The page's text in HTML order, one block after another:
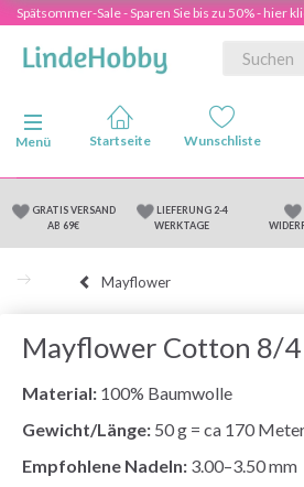
Spätsommer-Sale - Sparen Sie bis zu 50% - hier
Anzeige ändern
Menü
GRATIS VERSAND
AB 69€
LIEFERUNG 2-4
WERKTAGE
Mayflower
Mayflower Cotton 8/4
Material: 100% Baumwolle
Gewicht/Länge: 50 g = ca 170
Empfohlene Nadeln: 3.00–3.50 mm